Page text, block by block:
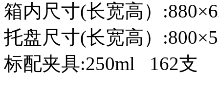
箱内尺寸(长宽高）
托盘尺寸(长宽高）
标配夹具:250ml 162支